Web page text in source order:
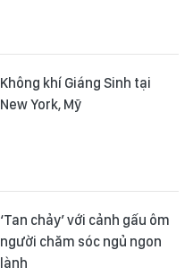
Không khí Giáng Sinh tại
New York, Mỹ
‘Tan chảy’ với cảnh gấu ôm
người chăm sóc ngủ ngon
lành